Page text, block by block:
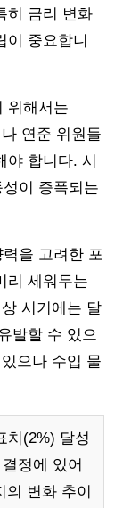
히 금리 변화
이 중요합니
위해서는
연준 위원들
야 합니다. 시
이 증폭되는
을 고려한 포
리 세워두는
시기에는 달
발할 수 있으
으나 수입 물
치(2%) 달성
정에 있어
의 변화 추이